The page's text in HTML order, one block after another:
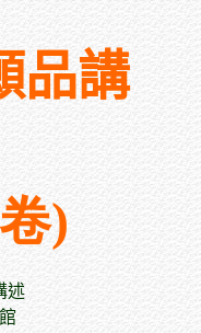
品講
)
述